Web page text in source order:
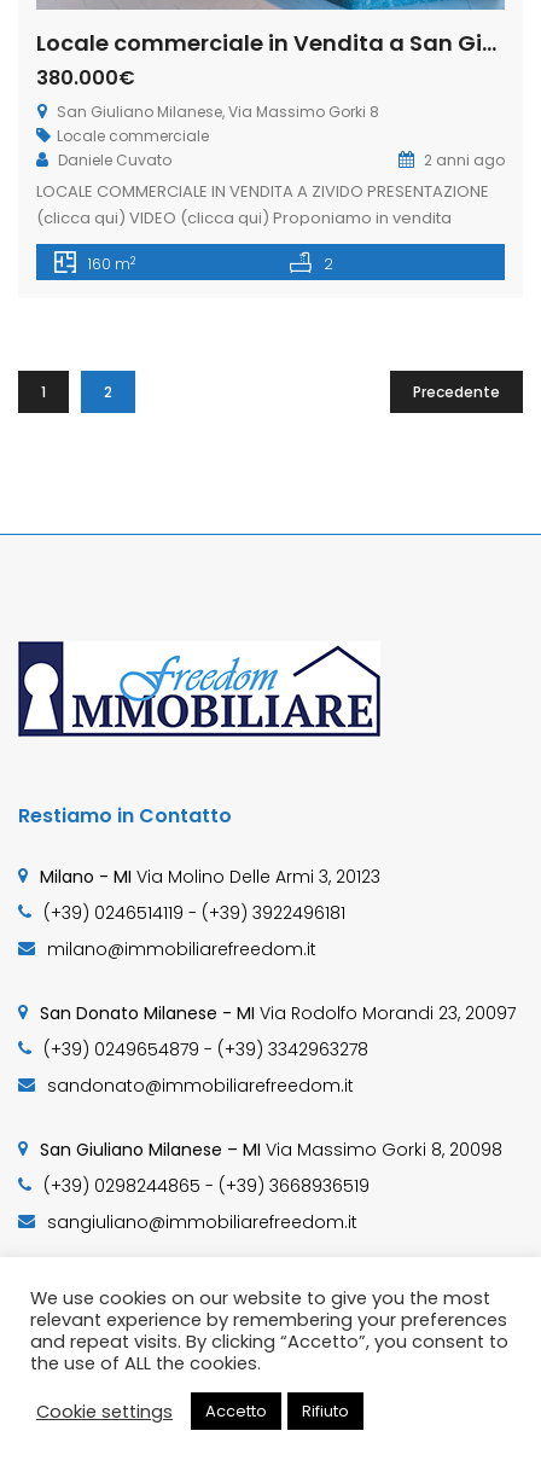
Locale commerciale in Vendita a San Giuliano Milanese, Via Massimo Gorki 8 (Rif. IFV-01-B)
380.000€
San Giuliano Milanese, Via Massimo Gorki 8
Locale commerciale
Daniele Cuvato
2 anni ago
LOCALE COMMERCIALE IN VENDITA A ZIVIDO PRESENTAZIONE
(clicca qui) VIDEO (clicca qui) Proponiamo in vendita
LOCALE COMMERCIALE di 188 mq, in una delle zone più
ricercate del comune di San Giuliano M.se. Ad oggi l’attività
160 m2 2
Precedente
1 2
Restiamo in Contatto
Milano - MI Via Molino Delle Armi 3, 20123
(+39) 0246514119 - (+39) 3922496181
milano@immobiliarefreedom.it
San Donato Milanese - MI Via Rodolfo Morandi 23, 20097
(+39) 0249654879 - (+39) 3342963278
sandonato@immobiliarefreedom.it
San Giuliano Milanese – MI Via Massimo Gorki 8, 20098
(+39) 0298244865 - (+39) 3668936519
sangiuliano@immobiliarefreedom.it
© 2019 - DESIGNED BY - Millertech
We use cookies on our website to give you the most
relevant experience by remembering your preferences
and repeat visits. By clicking “Accetto”, you consent to
the use of ALL the cookies.
Cookie settings
Accetto Rifiuto
Chiama